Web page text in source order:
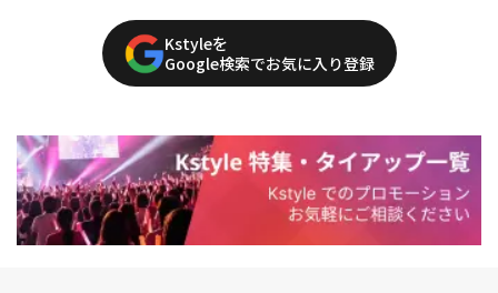
Kstyleを
Google検索でお気に入り登録